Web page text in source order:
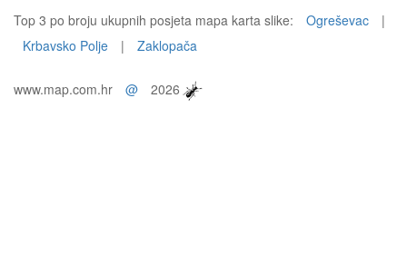
Top 3 po broju ukupnih posjeta mapa karta slike:
Ogreševac
|
Krbavsko Polje
| Zaklopača
www.map.com.hr @ 2026